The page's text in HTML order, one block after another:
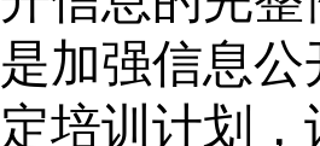
是加强信息
定培训计划